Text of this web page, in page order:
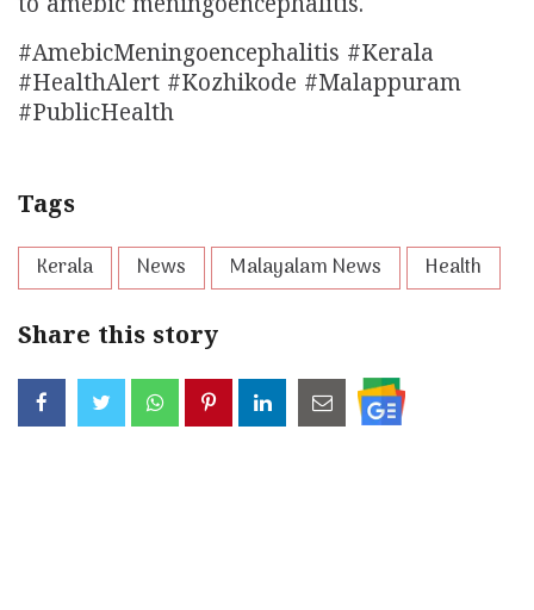
to amebic meningoencephalitis.
#AmebicMeningoencephalitis #Kerala
#HealthAlert #Kozhikode #Malappuram
#PublicHealth
Tags
Kerala News Malayalam News Health
Share this story